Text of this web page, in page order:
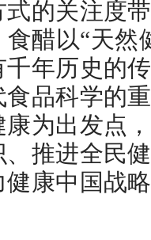
式的关注度
食醋以“天然
千年历史的
食品科学的
康为出发点
、推进全民
健康中国战